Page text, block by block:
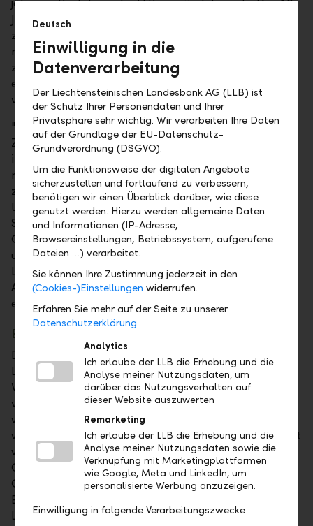
Jahre-Jubiläum der Stiftung nimmt der Stiftungsrat
zum Anlass, den Zukunftspreis zu lancieren. Er wird
mit einem namhaften Betrag dotiert sein und alle
zwei Jahre – alternierend zum LLB KMU Award – an
ein herausragendes Nachhaltigkeitsengagement
vergeben.
"Mit der Verleihung des Zukunftspreises der LLB-
Zukunftsstiftung möchten wir besondere Leistungen
im Bereich Nachhaltigkeit würdigen, die einen
massgeblichen Beitrag zur werteorientierten und
zukunftsgerichteten Entwicklung der Gesellschaft
leisten", erklärt Gabriel Brenna,
Stiftungsratspräsident der Zukunftsstiftung und
Group CEO der LLB-Gruppe. Der Zukunftspreis
unterstreicht zudem die strategische Ausrichtung der
LLB-Gruppe, die mit ihrer Unternehmensstrategie
ACT-26 umfassend auf Nachhaltigkeit fokussiert und
eine Vorreiterrolle einnehmen will.
Ein Dankeschön für das soziale Engagement
Das 10-Jahre-Jubiläum der LLB-Zukunftsstiftung, die
Lancierung des Zukunftspreises und die diesjährigen
Vergabungen hätten am traditionellen,
vorweihnachtlichen Vergabungsanlass gefeiert
werden sollen. Auf die Veranstaltung musste jedoch –
wie schon im letzten Jahr – coronabedingt verzichtet
werden. In seinem Schreiben an die begünstigten
Organisationen bedankt sich Stiftungsratspräsident
Gabriel Brenna für "das so wichtige und tragende
Engagement der sozialen Organisationen in
Liechtenstein, die auch in der aktuellen erschwerten
Deutsch
Einwilligung in die
Datenverarbeitung
Der Liechtensteinischen Landesbank AG (LLB) ist
der Schutz Ihrer Personendaten und Ihrer
Privatsphäre sehr wichtig. Wir verarbeiten Ihre Daten
auf der Grundlage der EU-Datenschutz-
Grundverordnung (DSGVO).
Um die Funktionsweise der digitalen Angebote
sicherzustellen und fortlaufend zu verbessern,
benötigen wir einen Überblick darüber, wie diese
genutzt werden. Hierzu werden allgemeine Daten
und Informationen (IP-Adresse,
Browsereinstellungen, Betriebssystem, aufgerufene
Dateien …) verarbeitet.
Sie können Ihre Zustimmung jederzeit in den
(Cookies-)Einstellungen widerrufen.
Erfahren Sie mehr auf der Seite zu unserer
Datenschutzerklärung.
Analytics
Ich erlaube der LLB die Erhebung und die
Analyse meiner Nutzungsdaten, um
darüber das Nutzungsverhalten auf
dieser Website auszuwerten
Remarketing
Ich erlaube der LLB die Erhebung und die
Analyse meiner Nutzungsdaten sowie die
Verknüpfung mit Marketingplattformen
wie Google, Meta und LinkedIn, um
personalisierte Werbung anzuzeigen.
Einwilligung in folgende Verarbeitungszwecke